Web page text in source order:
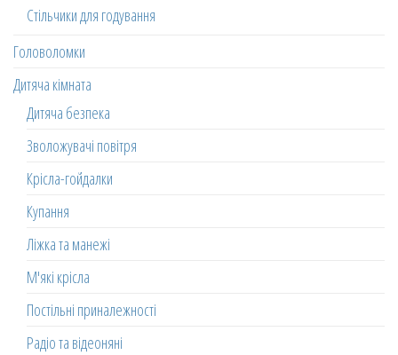
Стільчики для годування
Головоломки
Дитяча кімната
Дитяча безпека
Зволожувачі повітря
Крісла-гойдалки
Купання
Ліжка та манежі
М'які крісла
Постільні приналежності
Радіо та відеоняні